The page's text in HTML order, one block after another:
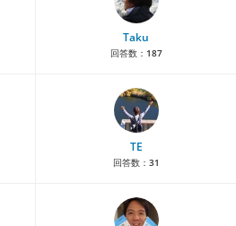
Taku
回答数： 187
TE
回答数： 31